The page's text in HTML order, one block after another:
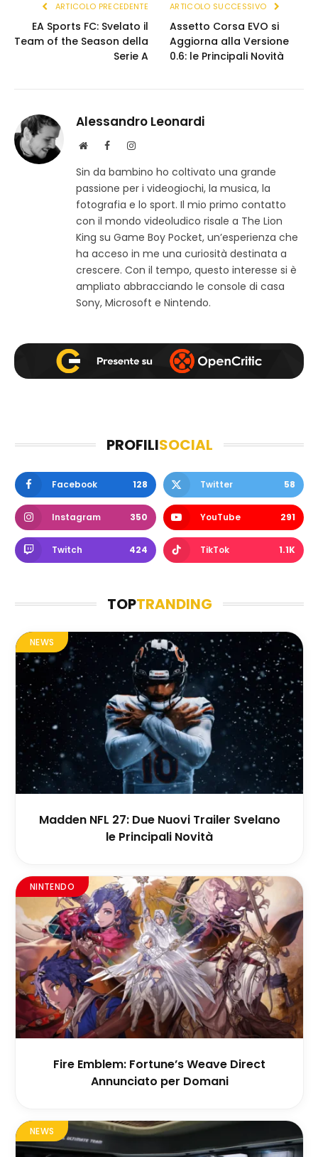
ARTICOLO PRECEDENTE
EA Sports FC: Svelato il
Team of the Season della
Serie A
ARTICOLO SUCCESSIVO
Assetto Corsa EVO si
Aggiorna alla Versione
0.6: le Principali Novità
Alessandro Leonardi
S
t
o
w
F
c
e
b
k
I
s
t
a
a
m
Sin da bambino ho coltivato una grande
passione per i videogiochi, la musica, la
fotografia e lo sport. Il mio primo contatto
con il mondo videoludico risale a The Lion
King su Game Boy Pocket, un’esperienza che
ha acceso in me una curiosità destinata a
crescere. Con il tempo, questo interesse si è
ampliato abbracciando le console di casa
Sony, Microsoft e Nintendo.
PROFILISOCIAL
Facebook 128 Twitter 58
Instagram 350 YouTube 291
Twitch 424 TikTok 1.1K
TOPTRANDING
NEWS
Madden NFL 27: Due Nuovi Trailer Svelano
le Principali Novità
NINTENDO
Fire Emblem: Fortune’s Weave Direct
Annunciato per Domani
NEWS